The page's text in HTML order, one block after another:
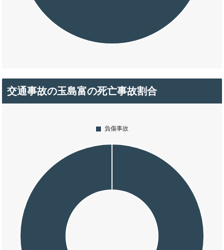
交通事故の玉島富の死亡事故割合